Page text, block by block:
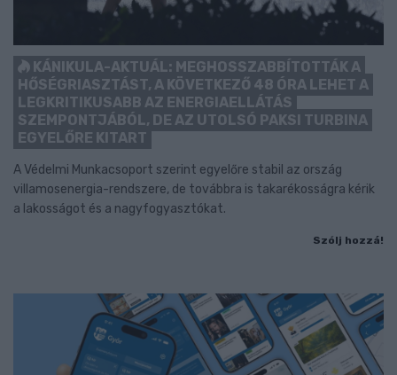
KÁNIKULA-AKTUÁL: MEGHOSSZABBÍTOTTÁK A
HŐSÉGRIASZTÁST, A KÖVETKEZŐ 48 ÓRA LEHET A
LEGKRITIKUSABB AZ ENERGIAELLÁTÁS
SZEMPONTJÁBÓL, DE AZ UTOLSÓ PAKSI TURBINA
EGYELŐRE KITART
A Védelmi Munkacsoport szerint egyelőre stabil az ország
villamosenergia-rendszere, de továbbra is takarékosságra kérik
a lakosságot és a nagyfogyasztókat.
Szólj hozzá!